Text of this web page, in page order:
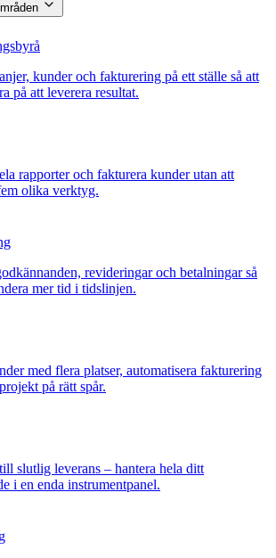
kunder och fakturering på ett ställe så att
på att leverera resultat.
rapporter och fakturera kunder utan att
olika verktyg.
revideringar och betalningar så
mer tid i tidslinjen.
med flera platser, automatisera fakturering
på rätt spår.
slutlig leverans – hantera hela ditt
i en enda instrumentpanel.